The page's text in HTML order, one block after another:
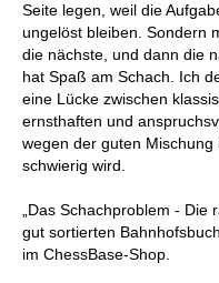
Seite legen, weil die
ungelöst bleiben. Sondern
die nächste, und dann die
hat Spaß am Schach. Ich
eine Lücke zwischen
ernsthaften und
wegen der guten
schwierig wird.
„Das Schachproblem -
gut sortierten
im ChessBase-Shop.